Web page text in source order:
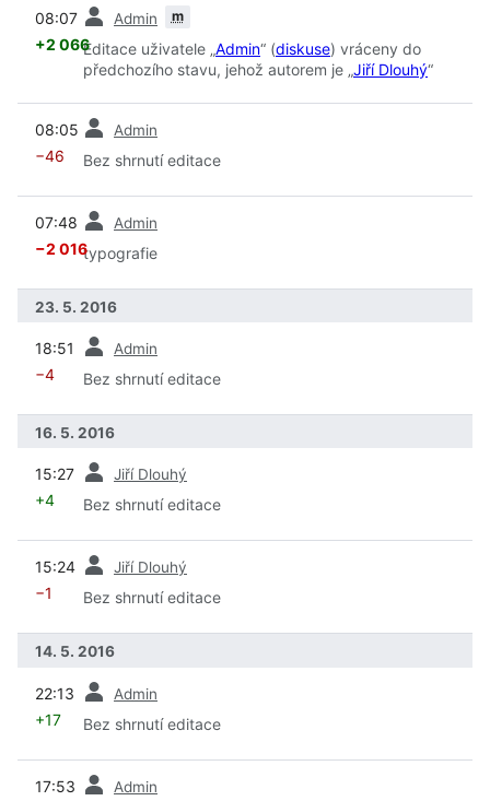
08:07 Admin m
+2 066Editace uživatele „Admin“ (diskuse) vráceny do
předchozího stavu, jehož autorem je „Jiří Dlouhý“
08:05 Admin
−46 Bez shrnutí editace
07:48 Admin
−2 016typografie
23. 5. 2016
18:51 Admin
−4 Bez shrnutí editace
16. 5. 2016
15:27 Jiří Dlouhý
+4 Bez shrnutí editace
15:24 Jiří Dlouhý
−1 Bez shrnutí editace
14. 5. 2016
22:13 Admin
+17 Bez shrnutí editace
17:53 Admin